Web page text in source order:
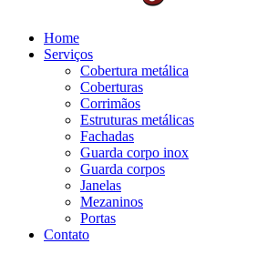
Home
Serviços
Cobertura metálica
Coberturas
Corrimãos
Estruturas metálicas
Fachadas
Guarda corpo inox
Guarda corpos
Janelas
Mezaninos
Portas
Contato